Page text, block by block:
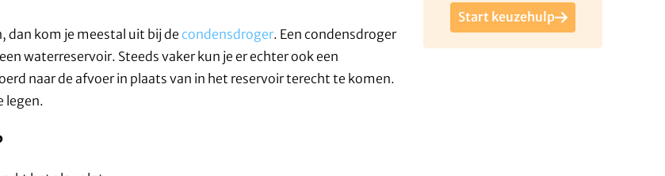
dan kom je meestal uit bij decondensdroger. Een condensdroger
waterreservoir. Steeds vaker kun je er echter ook een
naar de afvoer in plaats van in het reservoir terecht te komen.
legen.
Start keuzehulp